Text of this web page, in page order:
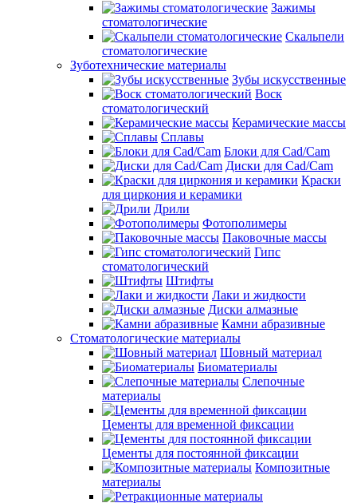
Зажимы
стоматологические
Скальпели
стоматологические
Зуботехнические материалы
Зубы искусственные
Воск
стоматологический
Керамические массы
Сплавы
Блоки для Cad/Cam
Диски для Cad/Cam
Краски
для циркония и керамики
Дрили
Фотополимеры
Паковочные массы
Гипс
стоматологический
Штифты
Лаки и жидкости
Диски алмазные
Камни абразивные
Стоматологические материалы
Шовный материал
Биоматериалы
Слепочные
материалы
Цементы для временной фиксации
Цементы для постоянной фиксации
Композитные
материалы